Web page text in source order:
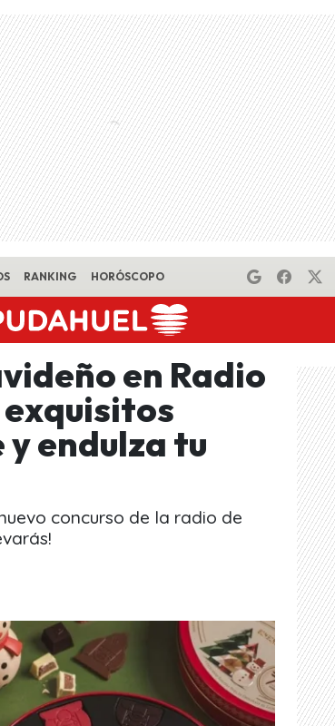
RANKING HORÓSCOPO
en Radio
endulza tu
concurso de la radio de